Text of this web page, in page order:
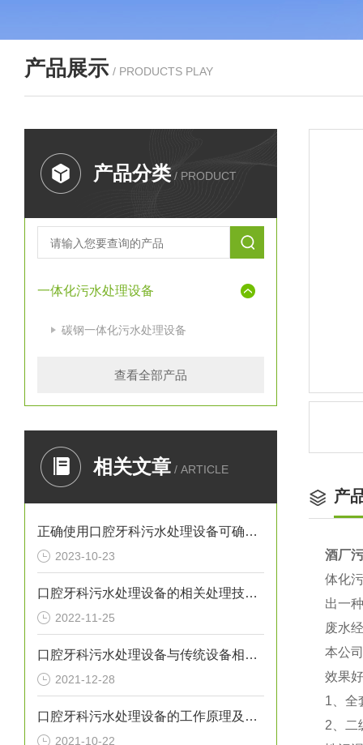
产品展示 / PRODUCTS PLAY
产品分类 / PRODUCT
一体化污水处理设备
碳钢一体化污水处理设备
查看全部产品
相关文章 / ARTICLE
正确使用口腔牙科污水处理设备可确保处理效果
2023-10-23
口腔牙科污水处理设备的相关处理技术介绍
2022-11-25
口腔牙科污水处理设备与传统设备相比的优势介绍
2021-12-28
口腔牙科污水处理设备的工作原理及出故障时需采取的措施介绍
2021-10-22
产
酒厂
体化
出一
废水
本公
效果
1、全
2、二